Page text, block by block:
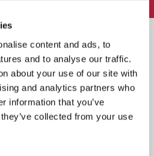
content and ads, to
and to analyse our traffic.
about your use of our site with
and analytics partners who
information that you’ve
collected from your use
med udeservering i Odense